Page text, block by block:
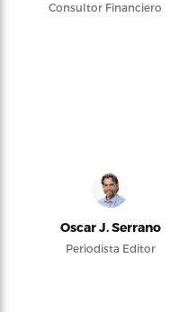
Consultor Financiero
Oscar J. Serrano
Periodista Editor